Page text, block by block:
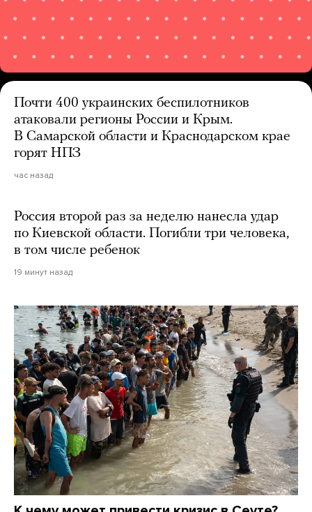
Почти 400 украинских беспилотников
атаковали регионы России и Крым.
В Самарской области и Краснодарском крае
горят НПЗ
час назад
Россия второй раз за неделю нанесла удар
по Киевской области. Погибли три человека,
в том числе ребенок
19 минут назад